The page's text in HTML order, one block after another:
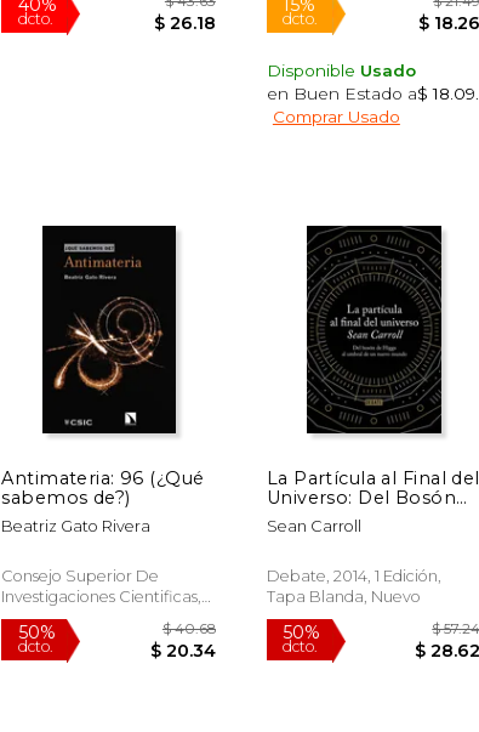
$ 43.63
$ 26.18
15%
dcto.
Disponible Usado
en Buen Estado a$ 18.09
Comprar Usado
Antimateria: 96 (¿Qué
sabemos de?)
Beatriz Gato Rivera
Consejo Superior De
Investigaciones Cientificas,
2018, 1 Edición, Tapa Blanda,
Nuevo
La Partícula al Final del
Universo: Del Bosón
de Higgs al Umbral de
un Nuevo Mundo
Sean Carroll
Debate, 2014, 1 Edición,
Tapa Blanda, Nuevo